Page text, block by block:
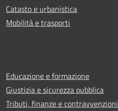
Catasto e urbanistica
Mobilità e trasporti
Educazione e formazione
Giustizia e sicurezza pubblica
Tributi, finanze e contravvenzioni